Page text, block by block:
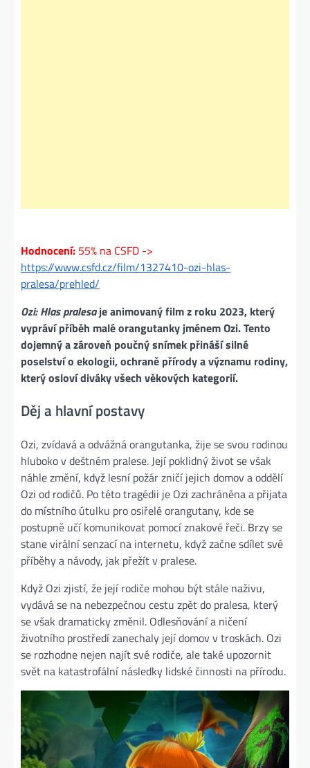
Hodnocení: 55% na CSFD ->
https://www.csfd.cz/film/1327410-ozi-hlas-
pralesa/prehled/
Ozi: Hlas pralesaje animovaný film z roku 2023, který
vypráví příběh malé orangutanky jménem Ozi. Tento
dojemný a zároveň poučný snímek přináší silné
poselství o ekologii, ochraně přírody a významu rodiny,
který osloví diváky všech věkových kategorií.
Děj a hlavní postavy
Ozi, zvídavá a odvážná orangutanka, žije se svou rodinou
hluboko v deštném pralese. Její poklidný život se však
náhle změní, když lesní požár zničí jejich domov a oddělí
Ozi od rodičů. Po této tragédii je Ozi zachráněna a přijata
do místního útulku pro osiřelé orangutany, kde se
postupně učí komunikovat pomocí znakové řeči. Brzy se
stane virální senzací na internetu, když začne sdílet své
příběhy a návody, jak přežít v pralese.
Když Ozi zjistí, že její rodiče mohou být stále naživu,
vydává se na nebezpečnou cestu zpět do pralesa, který
se však dramaticky změnil. Odlesňování a ničení
životního prostředí zanechaly její domov v troskách. Ozi
se rozhodne nejen najít své rodiče, ale také upozornit
svět na katastrofální následky lidské činnosti na přírodu.